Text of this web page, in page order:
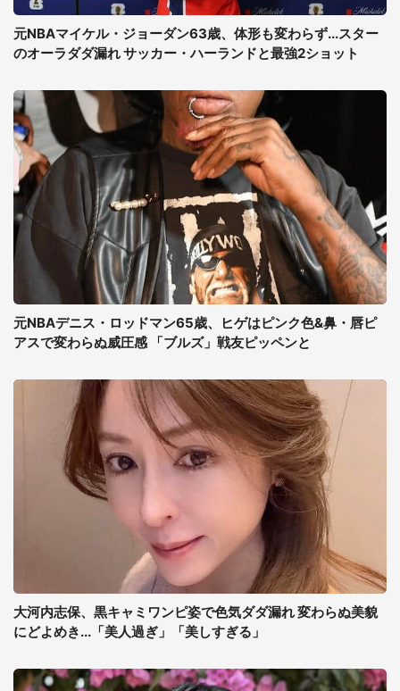
元NBAマイケル・ジョーダン63歳、体形も変わらず...スター
のオーラダダ漏れ サッカー・ハーランドと最強2ショット
元NBAデニス・ロッドマン65歳、ヒゲはピンク色&鼻・唇ピ
アスで変わらぬ威圧感 「ブルズ」戦友ピッペンと
大河内志保、黒キャミワンピ姿で色気ダダ漏れ 変わらぬ美貌
にどよめき...「美人過ぎ」「美しすぎる」